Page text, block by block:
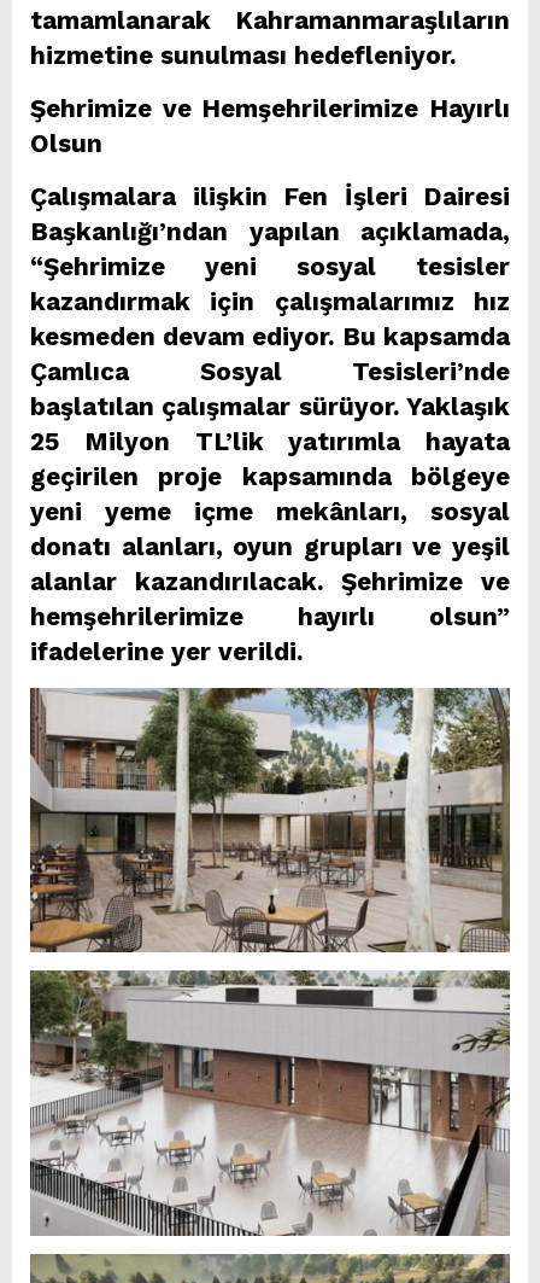
tamamlanarak Kahramanmaraşlıların
hizmetine sunulması hedefleniyor.
Şehrimize ve Hemşehrilerimize Hayırlı
Olsun
Çalışmalara ilişkin Fen İşleri Dairesi
Başkanlığı’ndan yapılan açıklamada,
“Şehrimize yeni sosyal tesisler
kazandırmak için çalışmalarımız hız
kesmeden devam ediyor. Bu kapsamda
Çamlıca Sosyal Tesisleri’nde
başlatılan çalışmalar sürüyor. Yaklaşık
25 Milyon TL’lik yatırımla hayata
geçirilen proje kapsamında bölgeye
yeni yeme içme mekânları, sosyal
donatı alanları, oyun grupları ve yeşil
alanlar kazandırılacak. Şehrimize ve
hemşehrilerimize hayırlı olsun”
ifadelerine yer verildi.